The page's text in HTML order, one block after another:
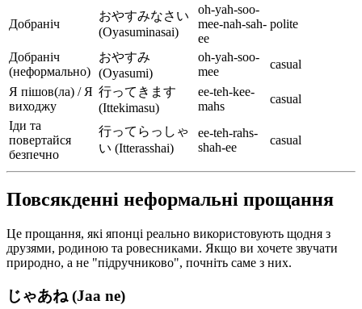
Добраніч
おやすみなさい
(Oyasuminasai)
oh-yah-soo-
mee-nah-sah-
ee
polite
Добраніч
(неформально)
おやすみ
(Oyasumi)
oh-yah-soo-
mee
casual
Я пішов(ла) / Я
виходжу
行ってきます
(Ittekimasu)
ee-teh-kee-
mahs
casual
Іди та
повертайся
безпечно
行ってらっしゃ
い (Itterasshai)
ee-teh-rahs-
shah-ee
casual
Повсякденні неформальні прощання
Це прощання, які японці реально використовують щодня з
друзями, родиною та ровесниками. Якщо ви хочете звучати
природно, а не "підручниково", почніть саме з них.
じゃあね (Jaa ne)